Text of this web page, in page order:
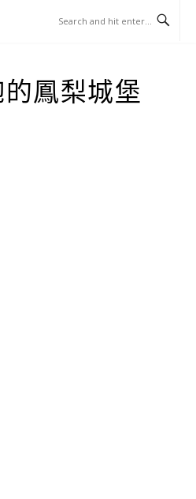
鳳梨城堡